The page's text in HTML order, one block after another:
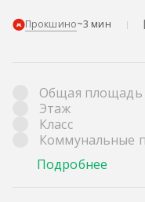
Прокшино~3 мин
Общая площадь
Этаж
Класс
Коммунальные
Подробнее